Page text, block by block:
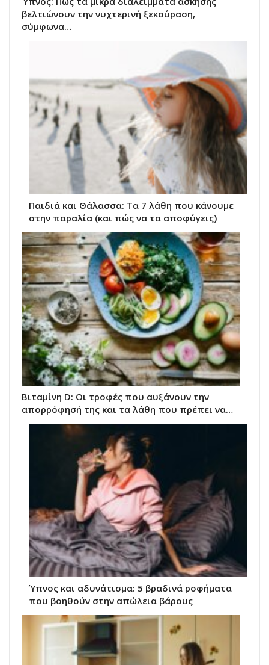
βελτιώνουν την νυχτερινή ξεκούραση,
σύμφωνα…
Παιδιά και Θάλασσα: Τα 7 λάθη που κάνουμε
στην παραλία (και πώς να τα αποφύγεις)
Βιταμίνη D: Οι τροφές που αυξάνουν την
απορρόφησή της και τα λάθη που πρέπει να…
Ύπνος και αδυνάτισμα: 5 βραδινά ροφήματα
που βοηθούν στην απώλεια βάρους